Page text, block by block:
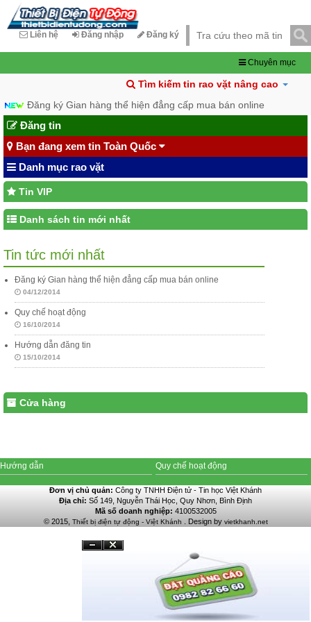
Liên hệ Đăng nhập Đăng ký
Chuyên mục
Tìm kiếm tin rao vặt nâng cao
Đăng ký Gian hàng thể hiện đẳng cấp mua bán online
Đăng tin
Bạn đang xem tin Toàn Quốc
Danh mục rao vặt
Tin VIP
Danh sách tin mới nhất
Tin tức mới nhất
Đăng ký Gian hàng thể hiện đẳng cấp mua bán online
04/12/2014
Quy chế hoạt động
16/10/2014
Hướng dẫn đăng tin
15/10/2014
Cửa hàng
Hướng dẫn Quy chế hoạt động
Đơn vị chủ quản: Công ty TNHH Điện tử - Tin học Việt Khánh
Địa chỉ: Số 149, Nguyễn Thái Học, Quy Nhơn, Bình Định
Mã số doanh nghiệp: 4100532005
© 2015, Thiết bị điện tự động - Việt Khánh . Design by vietkhanh.net